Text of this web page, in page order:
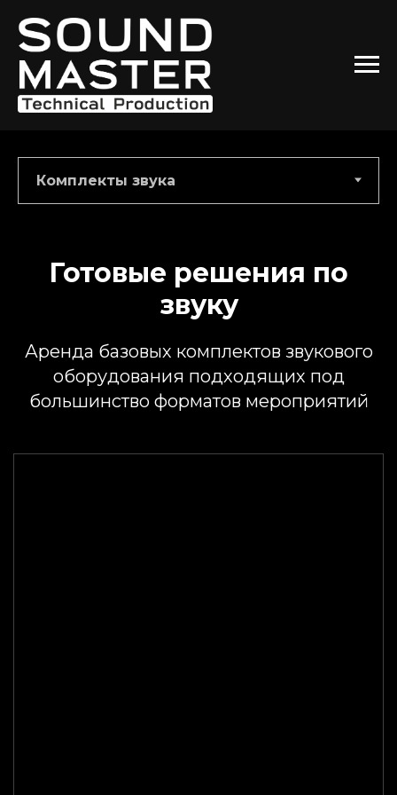
Готовые решения по
звуку
Аренда базовых комплектов звукового
оборудования подходящих под
большинство форматов мероприятий